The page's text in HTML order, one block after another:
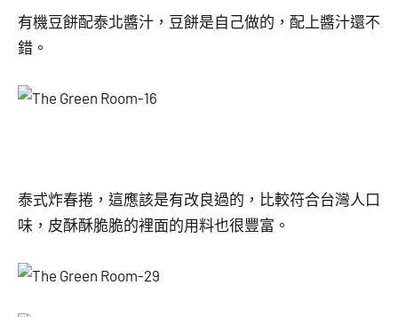
有機豆餅配泰北醬汁，豆餅是自己做的，配上醬汁還不
錯。
泰式炸春捲，這應該是有改良過的，比較符合台灣人口
味，皮酥酥脆脆的裡面的用料也很豐富。